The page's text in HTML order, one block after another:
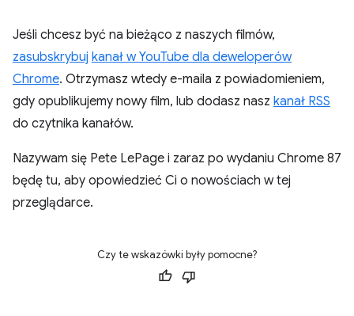
Jeśli chcesz być na bieżąco z naszych filmów,
zasubskrybuj kanał w YouTube dla deweloperów
Chrome. Otrzymasz wtedy e-maila z powiadomieniem,
gdy opublikujemy nowy film, lub dodasz nasz kanał RSS
do czytnika kanałów.
Nazywam się Pete LePage i zaraz po wydaniu Chrome 87
będę tu, aby opowiedzieć Ci o nowościach w tej
przeglądarce.
Czy te wskazówki były pomocne?